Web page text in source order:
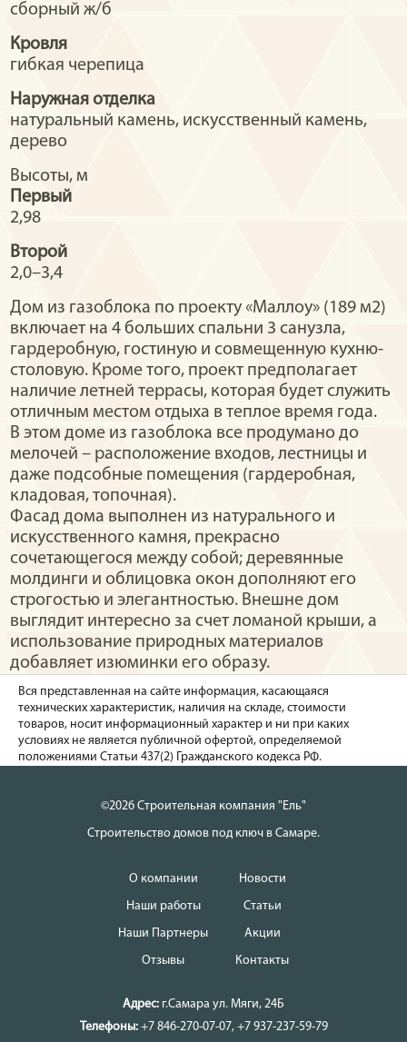
сборный ж/б
Кровля
гибкая черепица
Наружная отделка
натуральный камень, искусственный камень,
дерево
Высоты, м
Первый
2,98
Второй
2,0–3,4
Дом из газоблока по проекту «Маллоу» (189 м2)
включает на 4 больших спальни 3 санузла,
гардеробную, гостиную и совмещенную кухню-
столовую. Кроме того, проект предполагает
наличие летней террасы, которая будет служить
отличным местом отдыха в теплое время года.
В этом доме из газоблока все продумано до
мелочей – расположение входов, лестницы и
даже подсобные помещения (гардеробная,
кладовая, топочная).
Фасад дома выполнен из натурального и
искусственного камня, прекрасно
сочетающегося между собой; деревянные
молдинги и облицовка окон дополняют его
строгостью и элегантностью. Внешне дом
выглядит интересно за счет ломаной крыши, а
использование природных материалов
добавляет изюминки его образу.
Вся представленная на сайте информация, касающаяся
технических характеристик, наличия на складе, стоимости
товаров, носит информационный характер и ни при каких
условиях не является публичной офертой, определяемой
положениями Статьи 437(2) Гражданского кодекса РФ.
©2026 Строительная компания "Ель"
Строительство домов под ключ в Самаре.
О компании
Наши работы
Наши Партнеры
Отзывы
Новости
Статьи
Акции
Контакты
Адрес: г.Самара ул. Мяги, 24Б
Телефоны: +7 846-270-07-07, +7 937-237-59-79